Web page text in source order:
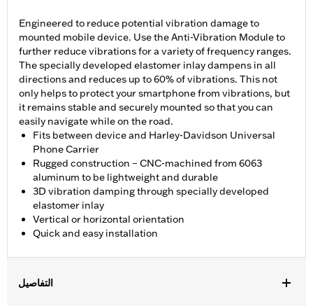
Engineered to reduce potential vibration damage to
mounted mobile device. Use the Anti-Vibration Module to
further reduce vibrations for a variety of frequency ranges.
The specially developed elastomer inlay dampens in all
directions and reduces up to 60% of vibrations. This not
only helps to protect your smartphone from vibrations, but
it remains stable and securely mounted so that you can
easily navigate while on the road.
Fits between device and Harley-Davidson Universal
Phone Carrier
Rugged construction – CNC-machined from 6063
aluminum to be lightweight and durable
3D vibration damping through specially developed
elastomer inlay
Vertical or horizontal orientation
Quick and easy installation
التفاصيل